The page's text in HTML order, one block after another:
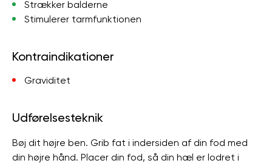
Strækker balderne
Stimulerer tarmfunktionen
Kontraindikationer
Graviditet
Udførelsesteknik
Bøj dit højre ben. Grib fat i indersiden af ​​din fod med
din højre hånd. Placer din fod, så din hæl er lodret i